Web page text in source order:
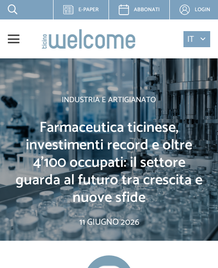
E-PAPER ABBONATI LOGIN
IT
INDUSTRIA E ARTIGIANATO
Farmaceutica ticinese,
investimenti record e oltre
4'100 occupati: il settore
guarda al futuro tra crescita e
nuove sfide
11 GIUGNO 2026